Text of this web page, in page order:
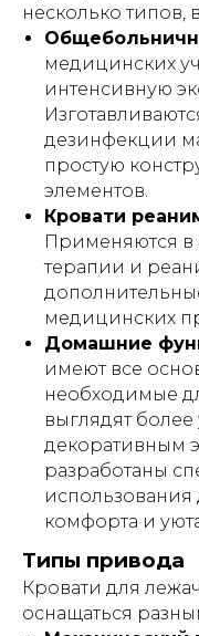
несколько типов,
медицинских
интенсивную
дезинфекции
простую
элементов.
Кровати
Применяются в
терапии и
медицинских
Домашние
имеют все
необходимые
выглядят
декоративным
разработаны
использования
комфорта и
Типы привода
Кровати для
оснащаться